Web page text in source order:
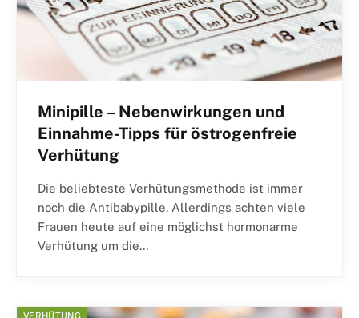
Minipille – Nebenwirkungen und
Einnahme-Tipps für östrogenfreie
Verhütung
Die beliebteste Verhütungsmethode ist immer
noch die Antibabypille. Allerdings achten viele
Frauen heute auf eine möglichst hormonarme
Verhütung um die…
VERHÜTUNG